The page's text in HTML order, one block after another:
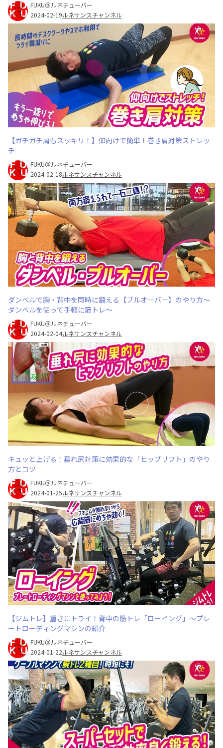
FUKU＠ルネチューバー
2024-02-19ルネサンスチャンネル
【ガチガチ肩もスッキリ！】仰向けで簡単！巻き肩対策ストレッ
チ
FUKU＠ルネチューバー
2024-02-18ルネサンスチャンネル
ダンベルで胸・背中を同時に鍛える【プルオーバー】のやり方〜
ダンベルを使って手軽に筋トレ〜
FUKU＠ルネチューバー
2024-02-04ルネサンスチャンネル
キュッと上げる！垂れ尻対策に効果的な「ヒップリフト」のやり
方とコツ
FUKU＠ルネチューバー
2024-01-25ルネサンスチャンネル
【ジムトレ】重さにトライ！背中の筋トレ「ローイング」〜プレ
ートローディングマシンの紹介
FUKU＠ルネチューバー
2024-01-22ルネサンスチャンネル